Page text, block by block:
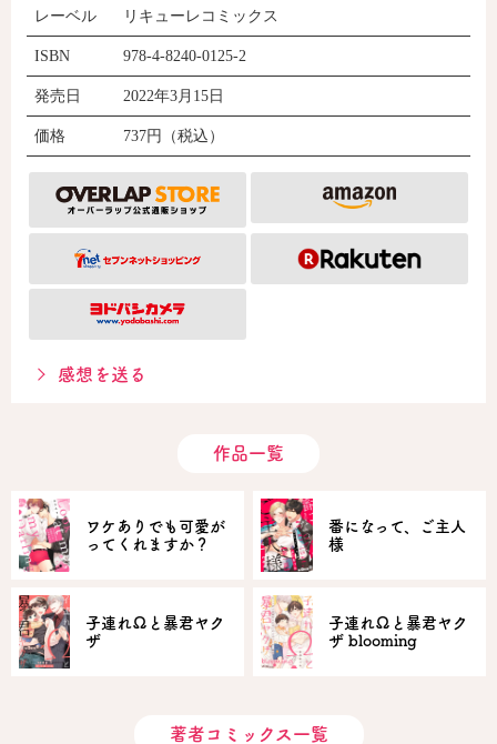
レーベル リキューレコミックス
ISBN 978-4-8240-0125-2
発売日 2022年3月15日
価格 737円（税込）
感想を送る
作品一覧
ワケありでも可愛が
ってくれますか？
番になって、ご主人
様
子連れΩと暴君ヤク
ザ
子連れΩと暴君ヤク
ザ blooming
著者コミックス一覧